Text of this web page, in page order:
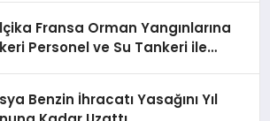
Fransa Orman Yangınlarına
Personel ve Su Tankeri ile
Benzin İhracatı Yasağını Yıl